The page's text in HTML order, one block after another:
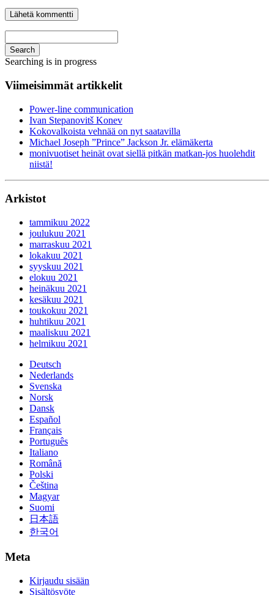
Search
Searching is in progress
Viimeisimmät artikkelit
Power-line communication
Ivan Stepanovitš Konev
Kokovalkoista vehnää on nyt saatavilla
Michael Joseph ”Prince” Jackson Jr. elämäkerta
monivuotiset heinät ovat siellä pitkän matkan-jos huolehdit
niistä!
Arkistot
tammikuu 2022
joulukuu 2021
marraskuu 2021
lokakuu 2021
syyskuu 2021
elokuu 2021
heinäkuu 2021
kesäkuu 2021
toukokuu 2021
huhtikuu 2021
maaliskuu 2021
helmikuu 2021
Deutsch
Nederlands
Svenska
Norsk
Dansk
Español
Français
Português
Italiano
Română
Polski
Čeština
Magyar
Suomi
日本語
한국어
Meta
Kirjaudu sisään
Sisältösyöte